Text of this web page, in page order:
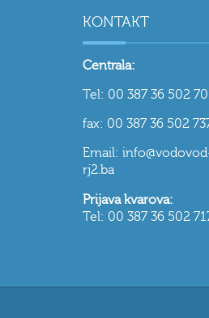
KONTAKT
Centrala:
Tel: 00 387 36 502
fax: 00 387 36 502
Email:
rj2.ba
Prijava kvarova:
Tel: 00 387 36 502